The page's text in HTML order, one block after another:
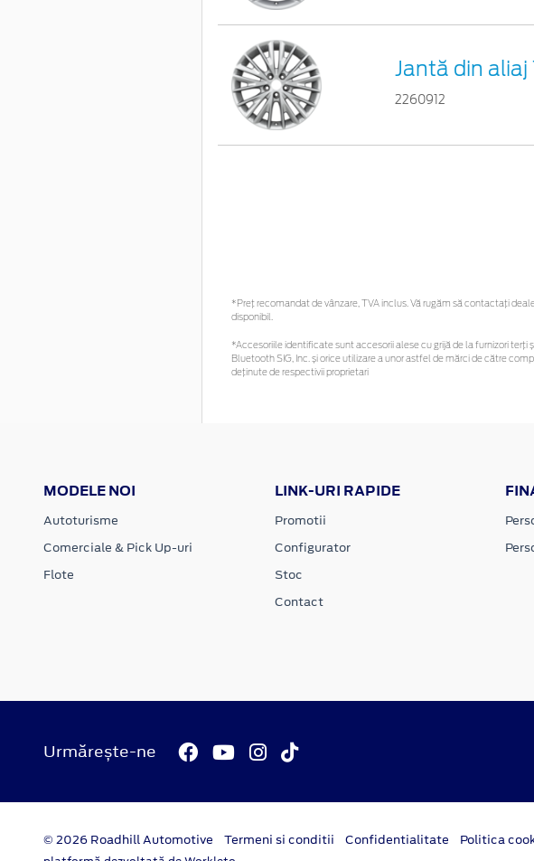
Jantă din aliaj
2260912
*Preţ recomandat de vânzare, TVA inclus. Vă rugăm să contactaţi
disponibil.
*Accesoriile identificate sunt accesorii alese cu grijă de la furnizori
Bluetooth SIG, Inc. și orice utilizare a unor astfel de mărci de către
deținute de respectivii proprietari
MODELE NOI
Autoturisme
Comerciale & Pick Up-uri
Flote
LINK-URI RAPIDE
Promotii
Configurator
Stoc
Contact
Urmărește-ne
© 2026 Roadhill Automotive Termeni si conditii Confidentialitate Politica